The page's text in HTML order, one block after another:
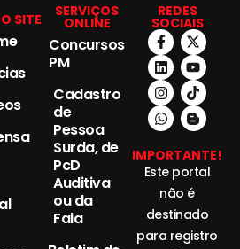
SITE SERVIÇOS
ONLINE
Concursos
PM
Cadastro
de
Pessoa
Surda, de
PcD
Auditiva
ou da
Fala
REDES
SOCIAIS
IMPORTANTE!
Este portal
não é
destinado
para registro